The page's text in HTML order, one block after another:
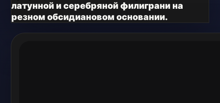
латунной и серебряной филиграни на
резном обсидиановом основании.